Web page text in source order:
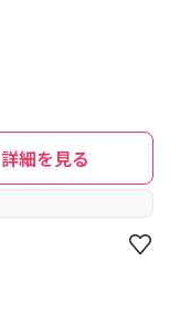
詳細を見る